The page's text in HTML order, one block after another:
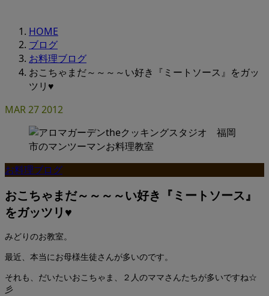
HOME
ブログ
お料理ブログ
おこちゃまだ～～～～い好き『ミートソース』をガッ
ツリ♥
MAR272012
お料理ブログ
おこちゃまだ～～～～い好き『ミートソース』
をガッツリ♥
みどりのお教室。
最近、本当にお母様生徒さんが多いのです。
それも、だいたいおこちゃま、２人のママさんたちが多いですね☆
彡